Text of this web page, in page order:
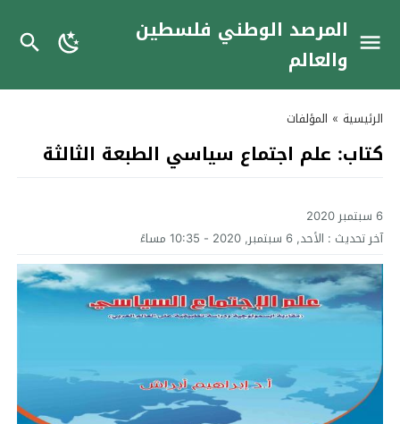
المرصد الوطني فلسطين
والعالم
الرئيسية » المؤلفات
كتاب: علم اجتماع سياسي الطبعة الثالثة‫‬
6 سبتمبر 2020
آخر تحديث : الأحد, 6 سبتمبر, 2020 - 10:35 مساءً